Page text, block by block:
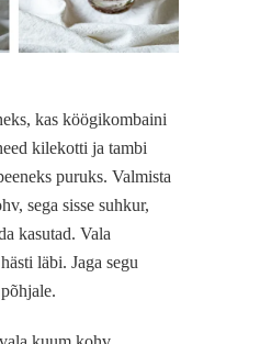
kas köögikombaini
kilekotti ja tambi
puruks. Valmista
sega sisse suhkur,
kasutad. Vala
läbi. Jaga segu